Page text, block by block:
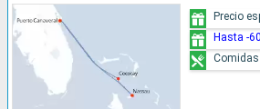
Precio
Hasta -